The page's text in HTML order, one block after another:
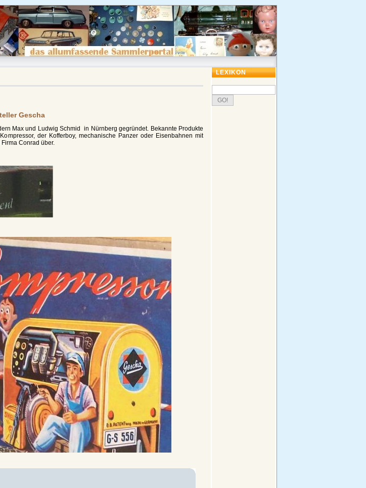
Gescha
Max und Ludwig Schmid in Nürnberg gegründet. Bekannte Produkte
der Kofferboy, mechanische Panzer oder Eisenbahnen mit
Conrad über.
LEXIKON